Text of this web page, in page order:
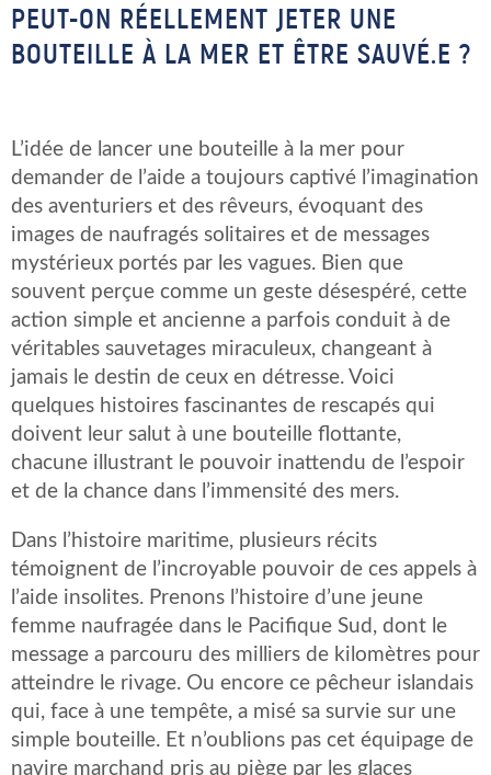
PEUT-ON RÉELLEMENT JETER UNE
BOUTEILLE À LA MER ET ÊTRE SAUVÉ.E ?
L’idée de lancer une bouteille à la mer pour
demander de l’aide a toujours captivé l’imagination
des aventuriers et des rêveurs, évoquant des
images de naufragés solitaires et de messages
mystérieux portés par les vagues. Bien que
souvent perçue comme un geste désespéré, cette
action simple et ancienne a parfois conduit à de
véritables sauvetages miraculeux, changeant à
jamais le destin de ceux en détresse. Voici
quelques histoires fascinantes de rescapés qui
doivent leur salut à une bouteille flottante,
chacune illustrant le pouvoir inattendu de l’espoir
et de la chance dans l’immensité des mers.
Dans l’histoire maritime, plusieurs récits
témoignent de l’incroyable pouvoir de ces appels à
l’aide insolites. Prenons l’histoire d’une jeune
femme naufragée dans le Pacifique Sud, dont le
message a parcouru des milliers de kilomètres pour
atteindre le rivage. Ou encore ce pêcheur islandais
qui, face à une tempête, a misé sa survie sur une
simple bouteille. Et n’oublions pas cet équipage de
navire marchand pris au piège par les glaces